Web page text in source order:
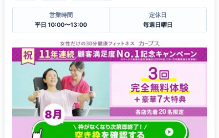
営業時間
平日 10:00〜13:00
定休日
毎週日曜日